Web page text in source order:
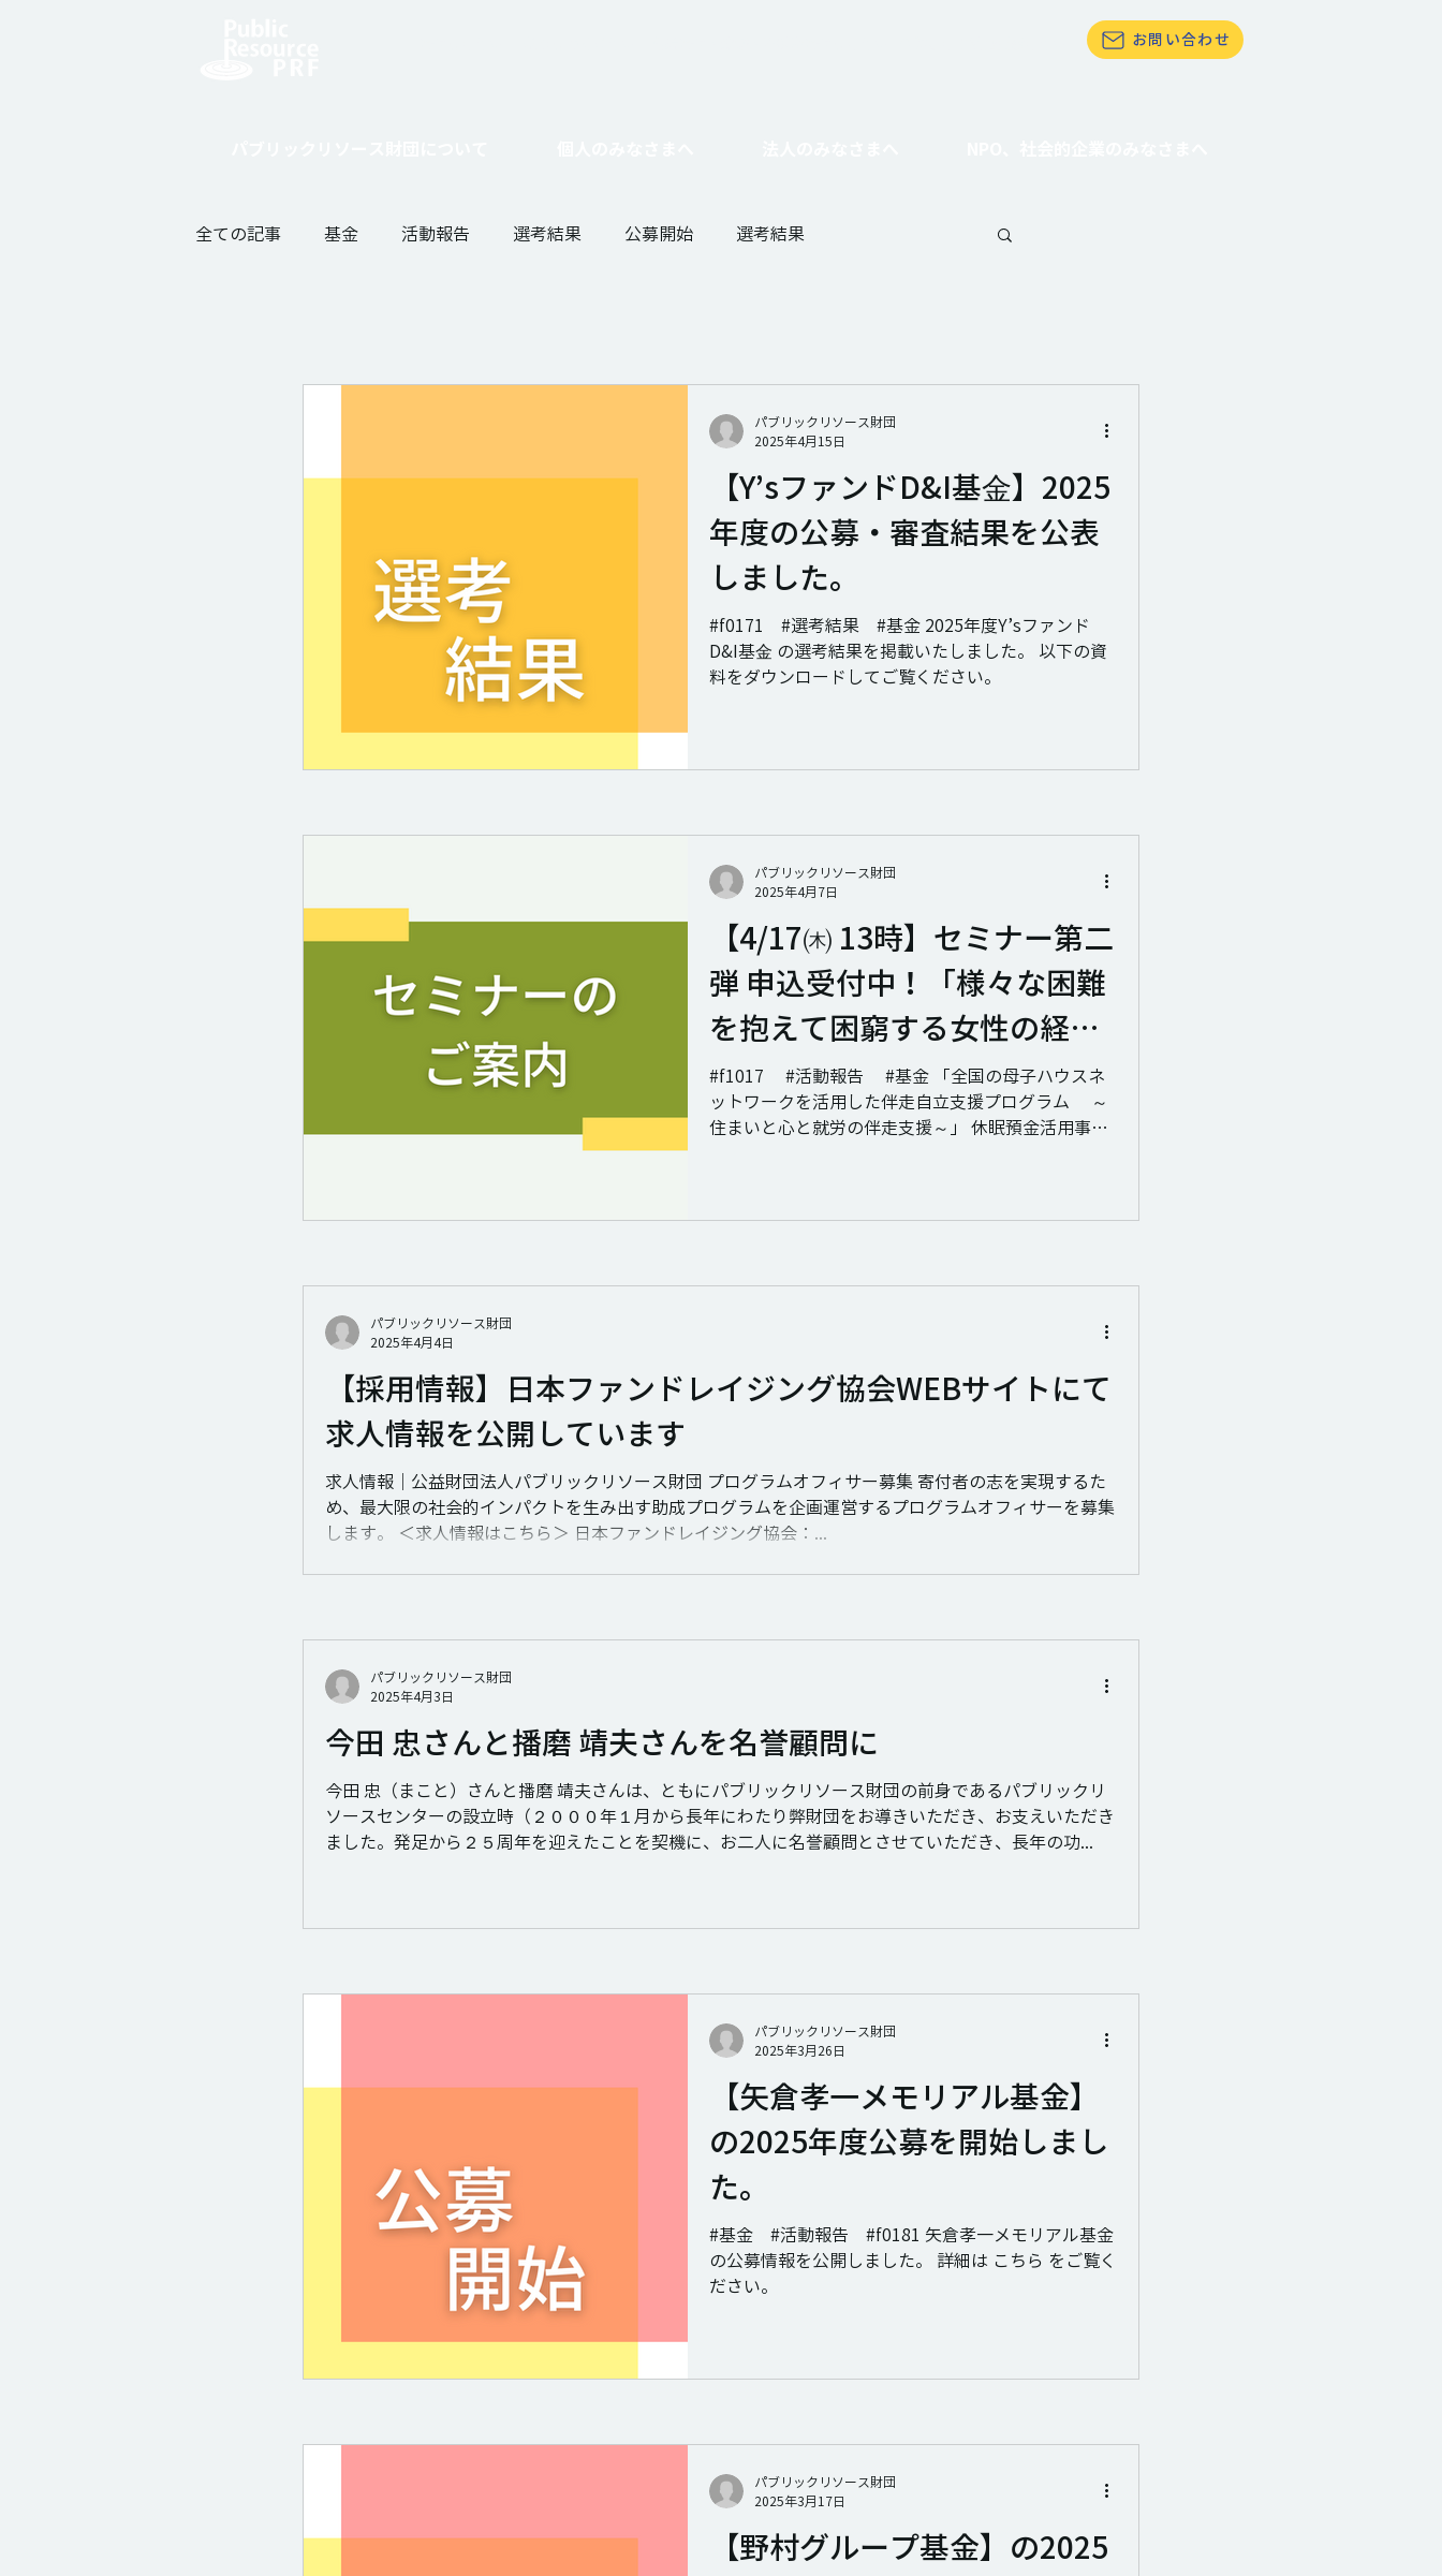
お問い合わせ
全ての記事 基金 活動報告 選考結果 公募開始 選考結果
【Y’sファンドD&I基⾦】2025
年度の公募・審査結果を公表
しました。
#f0171 #選考結果 #基金 2025年度Y’sファンド
D&I基⾦ の選考結果を掲載いたしました。 以下の資
料をダウンロードしてご覧ください。
パブリックリソース財団
2025年4月15日
【4/17㈭ 13時】セミナー第二
弾 申込受付中！「様々な困難
を抱えて困窮する女性の経済
的自立支援事業」（休眠預金
活用事業）※オンライン開催
#f1017 #活動報告 #基金 「全国の母子ハウスネ
ットワークを活用した伴走自立支援プログラム ～
住まいと心と就労の伴走支援～」 休眠預金活用事業
パブリックリソース財団
2025年4月7日
【採用情報】日本ファンドレイジング協会WEBサイトにて
求人情報を公開しています
求人情報｜公益財団法人パブリックリソース財団 プログラムオフィサー募集 寄付者の志を実現するた
め、最大限の社会的インパクトを生み出す助成プログラムを企画運営するプログラムオフィサーを募集
します。 ＜求人情報はこちら＞ 日本ファンドレイジング協会：...
パブリックリソース財団
2025年4月4日
今田 忠さんと播磨 靖夫さんを名誉顧問に
今田 忠（まこと）さんと播磨 靖夫さんは、ともにパブリックリソース財団の前身であるパブリックリ
ソースセンターの設立時（２０００年１月から長年にわたり弊財団をお導きいただき、お支えいただき
ました。発足から２５周年を迎えたことを契機に、お二人に名誉顧問とさせていただき、長年の功...
パブリックリソース財団
2025年4月3日
【矢倉孝一メモリアル基金】
の2025年度公募を開始しまし
た。
#基金 #活動報告 #f0181 矢倉孝一メモリアル基金
の公募情報を公開しました。 詳細は こちら をご覧く
ださい。
パブリックリソース財団
2025年3月26日
【野村グループ基金】の2025
パブリックリソース財団
2025年3月17日